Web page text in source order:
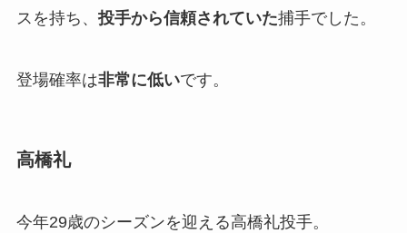
スを持ち、 投手から信頼されていた捕手でした。
登場確率は非常に低いです。
高橋礼
今年29歳のシーズンを迎える高橋礼投手。